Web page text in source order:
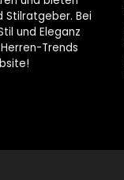
Stilratgeber. Bei
und Eleganz
Trends